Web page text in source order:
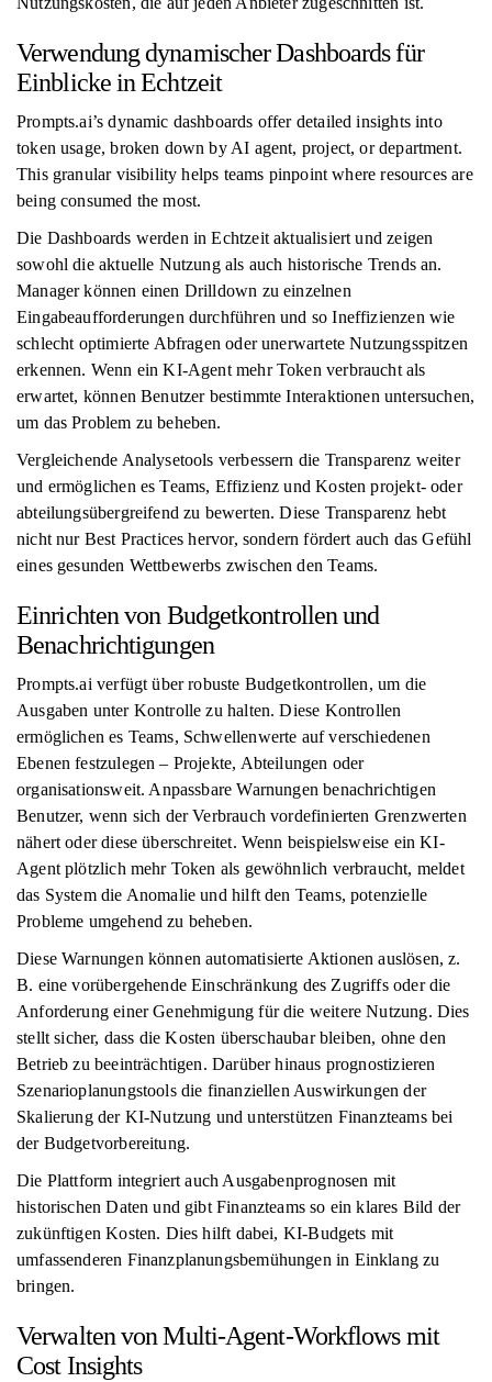
Verwendung dynamischer Dashboards für
Einblicke in Echtzeit
Prompts.ai’s dynamic dashboards offer detailed insights into
token usage, broken down by AI agent, project, or department.
This granular visibility helps teams pinpoint where resources are
being consumed the most.
Die Dashboards werden in Echtzeit aktualisiert und zeigen
sowohl die aktuelle Nutzung als auch historische Trends an.
Manager können einen Drilldown zu einzelnen
Eingabeaufforderungen durchführen und so Ineffizienzen wie
schlecht optimierte Abfragen oder unerwartete Nutzungsspitzen
erkennen. Wenn ein KI-Agent mehr Token verbraucht als
erwartet, können Benutzer bestimmte Interaktionen untersuchen,
um das Problem zu beheben.
Vergleichende Analysetools verbessern die Transparenz weiter
und ermöglichen es Teams, Effizienz und Kosten projekt- oder
abteilungsübergreifend zu bewerten. Diese Transparenz hebt
nicht nur Best Practices hervor, sondern fördert auch das Gefühl
eines gesunden Wettbewerbs zwischen den Teams.
Einrichten von Budgetkontrollen und
Benachrichtigungen
Prompts.ai verfügt über robuste Budgetkontrollen, um die
Ausgaben unter Kontrolle zu halten. Diese Kontrollen
ermöglichen es Teams, Schwellenwerte auf verschiedenen
Ebenen festzulegen – Projekte, Abteilungen oder
organisationsweit. Anpassbare Warnungen benachrichtigen
Benutzer, wenn sich der Verbrauch vordefinierten Grenzwerten
nähert oder diese überschreitet. Wenn beispielsweise ein KI-
Agent plötzlich mehr Token als gewöhnlich verbraucht, meldet
das System die Anomalie und hilft den Teams, potenzielle
Probleme umgehend zu beheben.
Diese Warnungen können automatisierte Aktionen auslösen, z.
B. eine vorübergehende Einschränkung des Zugriffs oder die
Anforderung einer Genehmigung für die weitere Nutzung. Dies
stellt sicher, dass die Kosten überschaubar bleiben, ohne den
Betrieb zu beeinträchtigen. Darüber hinaus prognostizieren
Szenarioplanungstools die finanziellen Auswirkungen der
Skalierung der KI-Nutzung und unterstützen Finanzteams bei
der Budgetvorbereitung.
Die Plattform integriert auch Ausgabenprognosen mit
historischen Daten und gibt Finanzteams so ein klares Bild der
zukünftigen Kosten. Dies hilft dabei, KI-Budgets mit
umfassenderen Finanzplanungsbemühungen in Einklang zu
bringen.
Verwalten von Multi-Agent-Workflows mit
Cost Insights